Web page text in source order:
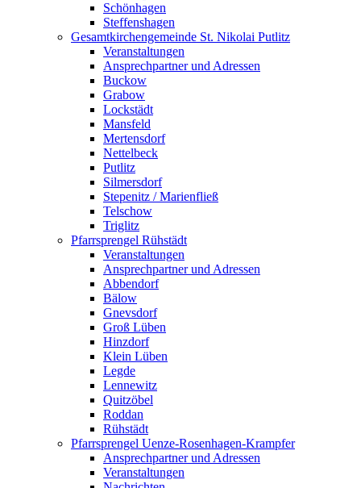
Schönhagen
Steffenshagen
Gesamtkirchengemeinde St. Nikolai Putlitz
Veranstaltungen
Ansprechpartner und Adressen
Buckow
Grabow
Lockstädt
Mansfeld
Mertensdorf
Nettelbeck
Putlitz
Silmersdorf
Stepenitz / Marienfließ
Telschow
Triglitz
Pfarrsprengel Rühstädt
Veranstaltungen
Ansprechpartner und Adressen
Abbendorf
Bälow
Gnevsdorf
Groß Lüben
Hinzdorf
Klein Lüben
Legde
Lennewitz
Quitzöbel
Roddan
Rühstädt
Pfarrsprengel Uenze-Rosenhagen-Krampfer
Ansprechpartner und Adressen
Veranstaltungen